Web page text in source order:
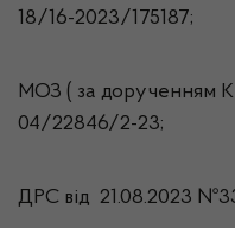
18/16-2023/175187;
МОЗ ( за дорученням
04/22846/2-23;
ДРС від 21.08.2023